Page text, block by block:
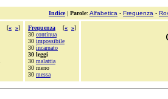
Indice| Parole: Alfabetica - Frequenza -
[« »]
Frequenza [« »]
30 continua
30 impossibile
30 incarnato
30 leggi
30 malattia
30 meno
30 messa